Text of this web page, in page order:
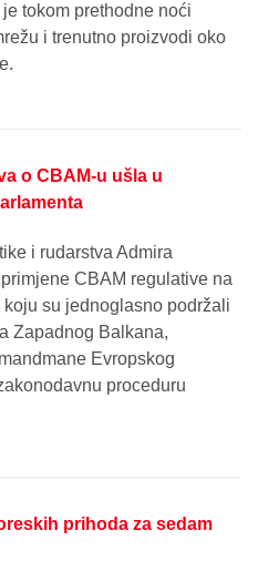
tokom prethodne noći
i trenutno proizvodi oko
o CBAM-u ušla u
i rudarstva Admira
CBAM regulative na
su jednoglasno podržali
Zapadnog Balkana,
Evropskog
proceduru
prihoda za sedam